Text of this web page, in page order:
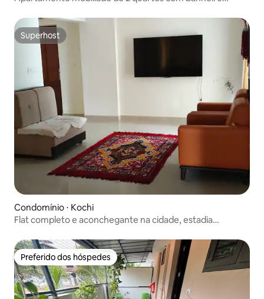
Superhost
Superhost
Condomínio ⋅ Kochi
Flat completo e aconchegante na cidade, estadia
Preferido dos hóspedes
Preferido dos hóspedes